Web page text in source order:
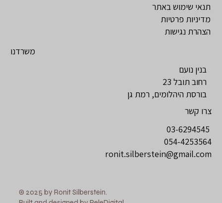
תנאי שימוש באתר
מדיניות פרטיות
הצהרת נגישות
משרדנו
בנין נועם
רחוב תובל 23
בורסת היהלומים, רמת גן
צרו קשר
054-4253564
ronit.silberstein@gmail.com
© 2025 by Ronit Silberstein.